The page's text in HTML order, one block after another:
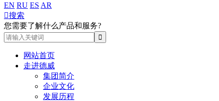
EN RU ES AR
搜索
您需要了解什么产品和服务?
网站首页
走进德威
集团简介
企业文化
发展历程